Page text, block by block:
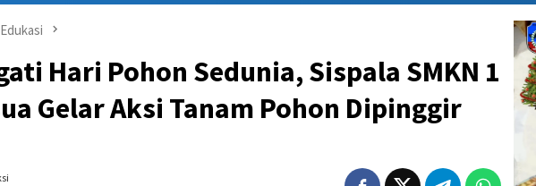
Edukasi
Hari Pohon Sedunia, Sispala SMKN 1
Gelar Aksi Tanam Pohon Dipinggir